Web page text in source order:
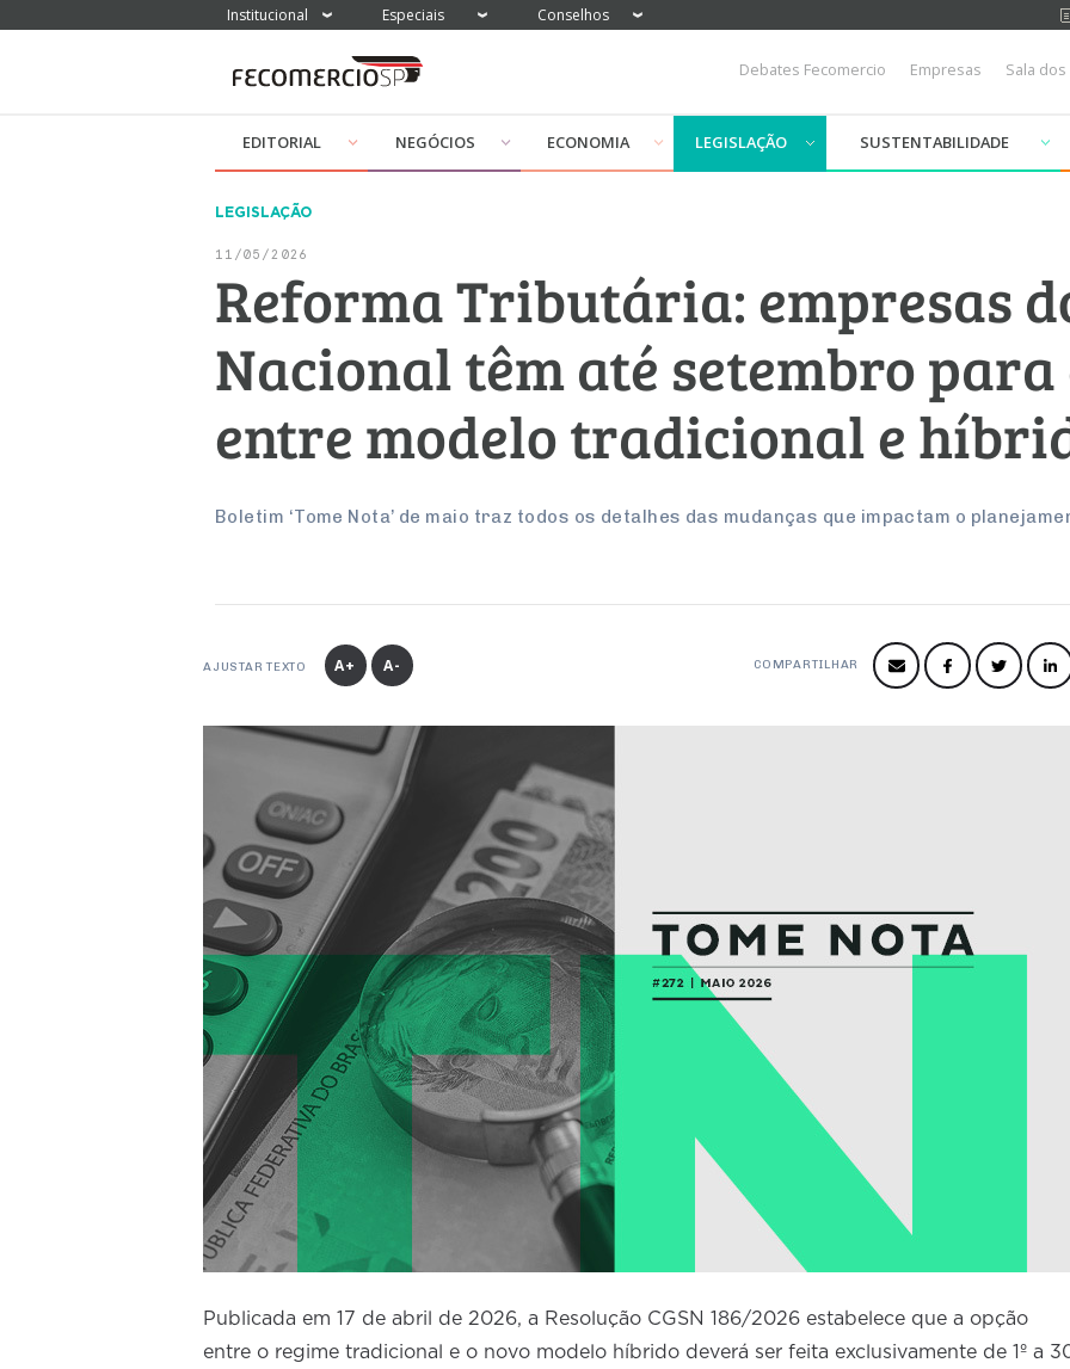
Institucional Especiais Conselhos
Debates Fecomercio Empresas Sala
EDITORIAL NEGÓCIOS ECONOMIA LEGISLAÇÃO SUSTENTABILIDADE
LEGISLAÇÃO
11/05/2026
Reforma Tributária: empresas
Nacional têm até setembro
entre modelo tradicional e
Boletim ‘Tome Nota’ de maio traz todos os detalhes das mudanças que impactam o
AJUSTAR TEXTO A+ A- COMPARTILHAR
Publicada em 17 de abril de 2026, a Resolução CGSN 186/2026 estabelece que a opção
entre o regime tradicional e o novo modelo híbrido deverá ser feita exclusivamente de 1º a